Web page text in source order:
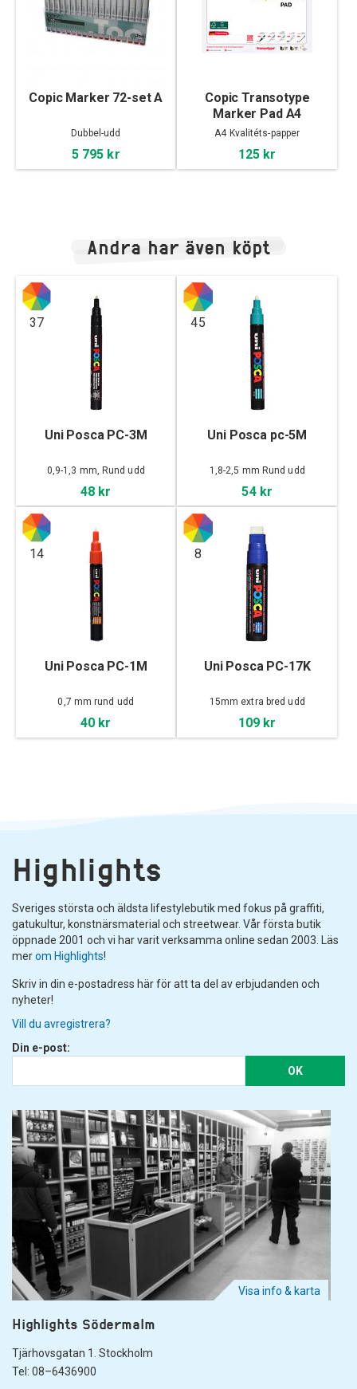
Copic Marker 72-set A
Dubbel-udd
5 795 kr
Copic Transotype
Marker Pad A4
A4 Kvalitéts-papper
125 kr
Andra har även köpt
37
Uni Posca PC-3M
0,9-1,3 mm, Rund udd
48 kr
45
Uni Posca pc-5M
1,8-2,5 mm Rund udd
54 kr
14
Uni Posca PC-1M
0,7 mm rund udd
40 kr
8
Uni Posca PC-17K
15mm extra bred udd
109 kr
Highlights
Sveriges största och äldsta lifestylebutik med fokus på graffiti,
gatukultur, konstnärsmaterial och streetwear. Vår första butik
öppnade 2001 och vi har varit verksamma online sedan 2003. Läs
merom Highlights!
Skriv in din e-postadress här för att ta del av erbjudanden och
nyheter!
Vill du avregistrera?
Din e-post:
OK
Visa info & karta
Highlights Södermalm
Tjärhovsgatan 1. Stockholm
Tel: 08–6436900